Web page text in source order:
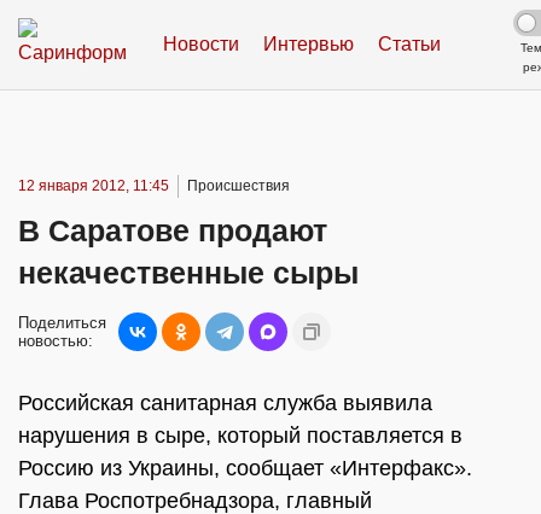
Новости Интервью Статьи
12 января 2012, 11:45 Происшествия
В Саратове продают
некачественные сыры
Поделиться
новостью:
Российская санитарная служба выявила
нарушения в сыре, который поставляется в
Россию из Украины, сообщает «Интерфакс».
Глава Роспотребнадзора, главный